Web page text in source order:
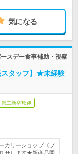
気になる
スデー食事補助・視察
スタッフ】★未経験
第二新卒歓迎
カリーショップ《ブ